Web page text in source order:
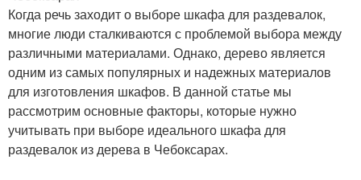
Когда речь заходит о выборе шкафа для раздевалок,
многие люди сталкиваются с проблемой выбора между
различными материалами. Однако, дерево является
одним из самых популярных и надежных материалов
для изготовления шкафов. В данной статье мы
рассмотрим основные факторы, которые нужно
учитывать при выборе идеального шкафа для
раздевалок из дерева в Чебоксарах.